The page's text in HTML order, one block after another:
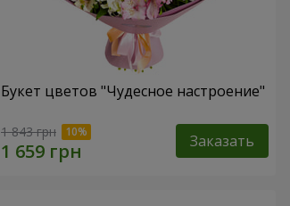
Букет цветов "Чудесное настроение"
1 843 грн Заказать